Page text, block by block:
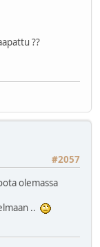
??
#2057
olemassa
..